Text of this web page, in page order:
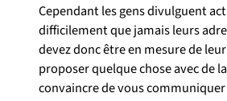
Cependant les gens divulguent
difficilement que jamais leurs
devez donc être en mesure de leur
proposer quelque chose avec de
convaincre de vous